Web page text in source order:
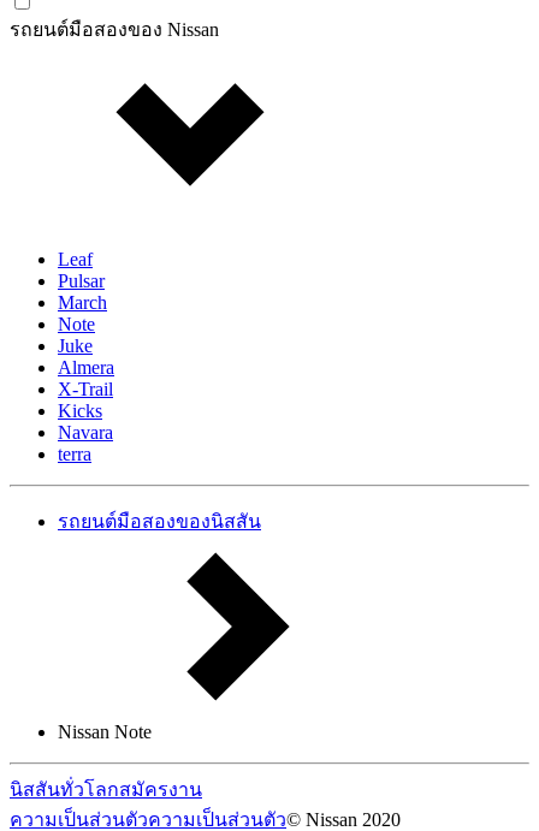
รถยนต์มือสองของ Nissan
Leaf
Pulsar
March
Note
Juke
Almera
X-Trail
Kicks
Navara
terra
รถยนต์มือสองของนิสสัน
Nissan Note
นิสสันทั่วโลกสมัครงาน
ความเป็นส่วนตัวความเป็นส่วนตัว© Nissan 2020